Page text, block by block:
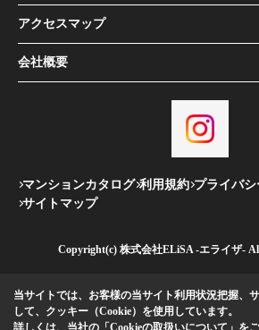
アクセスマップ
会社概要
マンションカタログ 利用規約 プライバ
サイトマップ
Copyright(c) 株式会社ELiSA -エライザ-
当サイトでは、お客様の当サイト利用状況把握、
して、クッキー（Cookie）を使用しています。
詳しくは、当社の 「Cookieの取扱いについて」 を